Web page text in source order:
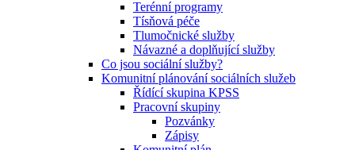
Terénní programy
Tísňová péče
Tlumočnické služby
Návazné a doplňující služby
Co jsou sociální služby?
Komunitní plánování sociálních služeb
Řídící skupina KPSS
Pracovní skupiny
Pozvánky
Zápisy